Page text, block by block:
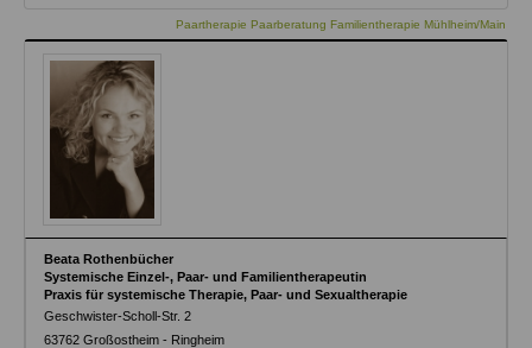
Paartherapie Paarberatung Familientherapie Mühlheim/Main
Beata Rothenbücher
Systemische Einzel-, Paar- und Familientherapeutin
Praxis für systemische Therapie, Paar- und Sexualtherapie
Geschwister-Scholl-Str. 2
63762 Großostheim - Ringheim